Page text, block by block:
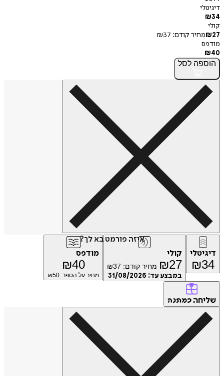
דיגיטלי
₪34
קולי
₪27 מחיר קודם: ₪37
מודפס
₪40
הוספה לסל
איזה פורמט בא לך?
דיגיטלי
₪34
קולי
₪27 מחיר קודם: ₪37
במבצע עד: 31/08/2026
מודפס
₪40
מחיר על הספר: ₪ 50
שליחה כמתנה